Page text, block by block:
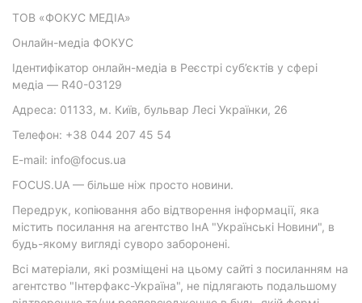
ТОВ «ФОКУС МЕДІА»
Онлайн-медіа ФОКУС
Ідентифікатор онлайн-медіа в Реєстрі суб’єктів у сфері
медіа — R40-03129
Адреса: 01133, м. Київ, бульвар Лесі Українки, 26
Телефон: +38 044 207 45 54
E-mail: info@focus.ua
FOCUS.UA — більше ніж просто новини.
Передрук, копіювання або відтворення інформації, яка
містить посилання на агентство ІнА "Українські Новини", в
будь-якому вигляді суворо заборонені.
Всі матеріали, які розміщені на цьому сайті з посиланням на
агентство "Інтерфакс-Україна", не підлягають подальшому